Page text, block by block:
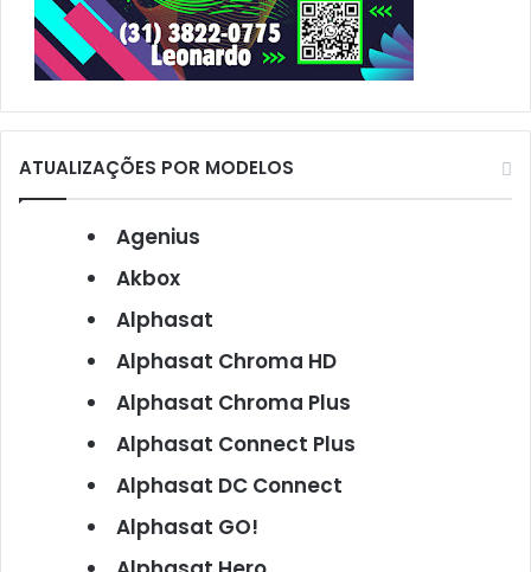
ATUALIZAÇÕES POR MODELOS
Agenius
Akbox
Alphasat
Alphasat Chroma HD
Alphasat Chroma Plus
Alphasat Connect Plus
Alphasat DC Connect
Alphasat GO!